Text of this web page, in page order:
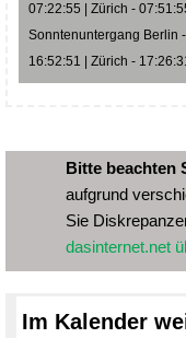
07:22:55 | Zürich -
Sonntenuntergang Berlin
16:52:51 | Zürich -
Bitte beachten
aufgrund
Sie
dasinternet.net
Im Kalender